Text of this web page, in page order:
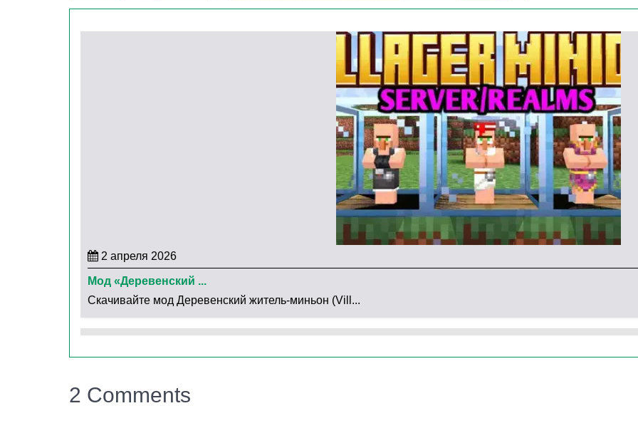
Однако не всё так просто, ведь на самом деле эта игрушка монстр, который преследует игрока
даже невзирая на препятствия!
Мод умных мобов для Майнкрафт ПЕ добавил синему чудовищу свой разум. Благодаря
чему умный моб будет преследовать вас и на кубических просторах.
Последний мод умных мобов в списке – это семья. В Minecraft PE все жители стали гораздо
умнее, а их модельки сменились на более реалистичные и проработанные.
Кроме того, отныне с мобами можно образовывать союзы, даже жениться, заводить детей.
Каждый персонаж может помочь Стиву, защитить, предоставить необходимые ресурсы, всё как в
настоящей семье.
2 апреля 2026
Мод «Деревенский ...
Скачивайте мод Деревенский житель-миньон (Vill...
2 Comments